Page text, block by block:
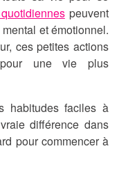
peuvent
et émotionnel.
ces petites actions
une vie plus
habitudes faciles à
différence dans
pour commencer à